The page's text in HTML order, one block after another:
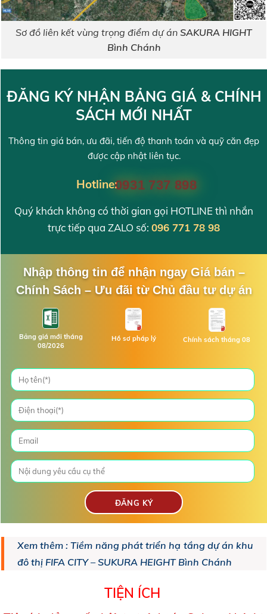
Sơ đồ liên kết vùng trọng điểm dự án SAKURA HIGHT
Bình Chánh
ĐĂNG KÝ NHẬN BẢNG GIÁ & CHÍNH
SÁCH MỚI NHẤT
Thông tin giá bán, ưu đãi, tiến độ thanh toán và quỹ căn đẹp
được cập nhật liên tục.
Hotline: 0931 737 898
Quý khách không có thời gian gọi HOTLINE thì nhắn
trực tiếp qua ZALO số: 096 771 78 98
Nhập thông tin để nhận ngay Giá bán –
Chính Sách – Ưu đãi từ Chủ đầu tư dự án
Bảng giá mới tháng
08/2026
Hồ sơ pháp lý Chính sách tháng 08
Xem thêm : Tiềm năng phát triển hạ tầng dự án khu
đô thị FIFA CITY – SUKURA HEIGHT Bình Chánh
TIỆN ÍCH